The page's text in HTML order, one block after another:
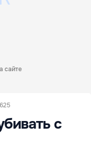
сайте
625
с